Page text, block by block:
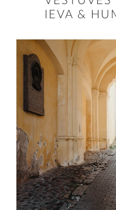
IEVA &